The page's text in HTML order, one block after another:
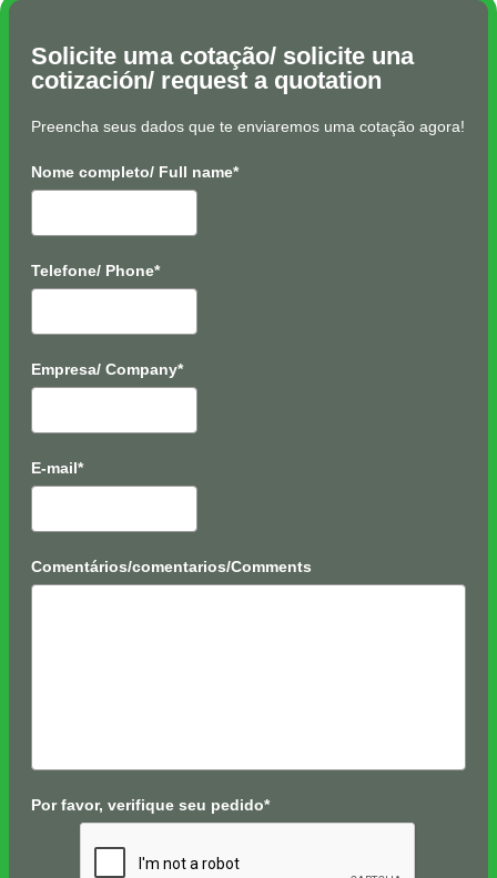
Solicite uma cotação/ solicite una
cotización/ request a quotation
Preencha seus dados que te enviaremos uma cotação agora!
Nome completo/ Full name*
Telefone/ Phone*
Empresa/ Company*
E-mail*
Comentários/comentarios/Comments
Por favor, verifique seu pedido*